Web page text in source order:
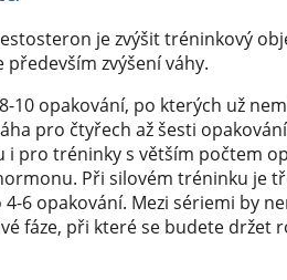
je zvýšit tréninkový
zvýšení váhy.
10 opakování, po kterých už
pro čtyřech až šesti
pro tréninky s větším počtem
Při silovém tréninku je
6 opakování. Mezi sériemi by
fáze, při které se budete držet